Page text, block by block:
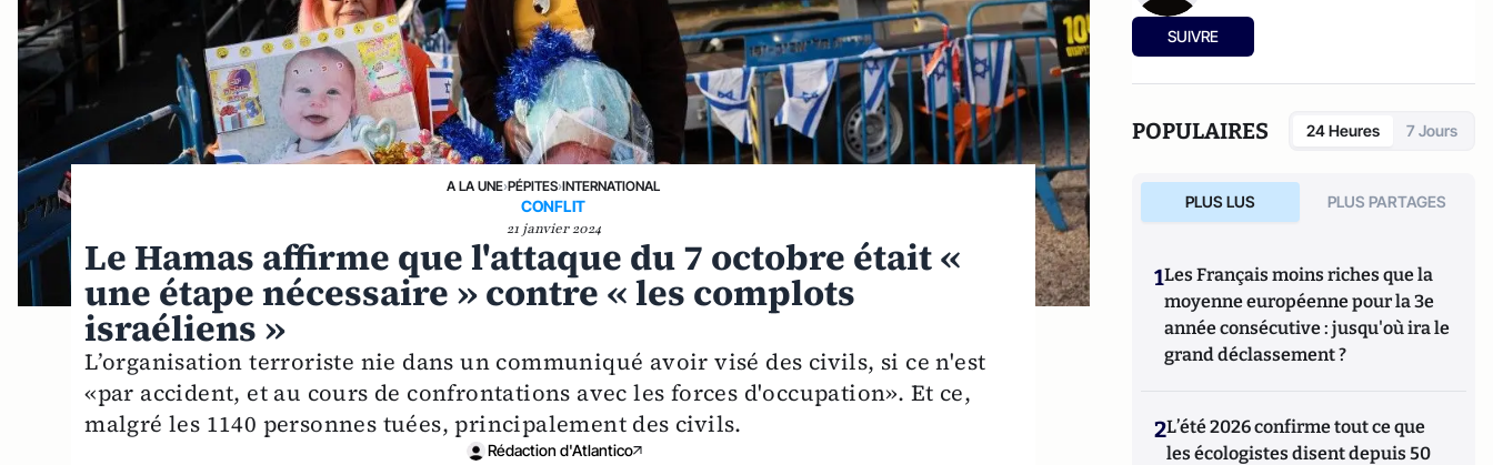
A LA UNE›PÉPITES›INTERNATIONAL
CONFLIT
21 janvier 2024
Le Hamas affirme que l'attaque du 7 octobre était «
une étape nécessaire » contre « les complots
israéliens »
L’organisation terroriste nie dans un communiqué avoir visé des civils, si ce n'est
«par accident, et au cours de confrontations avec les forces d'occupation». Et ce,
malgré les 1140 personnes tuées, principalement des civils.
Rédaction d'Atlantico
SUIVRE
POPULAIRES 24 Heures 7 Jours
PLUS LUS PLUS PARTAGES
1Les Français moins riches que la
moyenne européenne pour la 3e
année consécutive : jusqu'où ira le
grand déclassement ?
2L’été 2026 confirme tout ce que
les écologistes disent depuis 50